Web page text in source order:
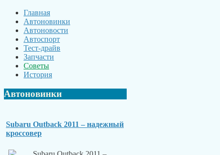
Главная
Автоновинки
Автоновости
Автоспорт
Тест-драйв
Запчасти
Советы
История
Автоновинки
Subaru Outback 2011 – надежный
кроссовер